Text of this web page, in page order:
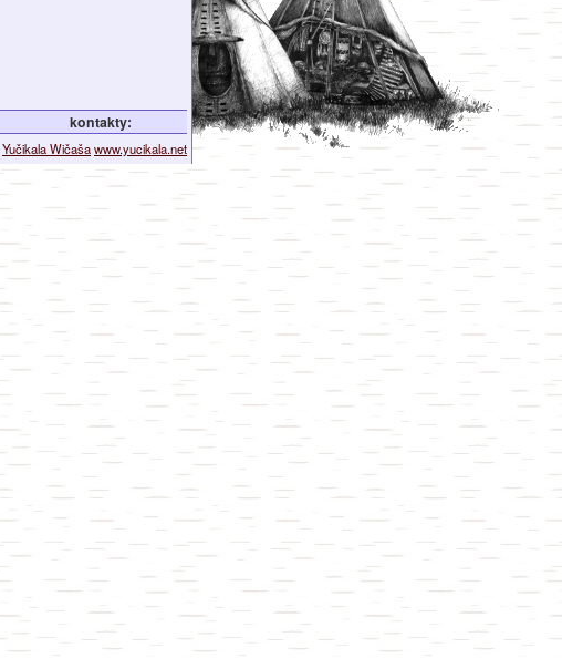
kontakty:
Yučikala Wičašawww.yucikala.net